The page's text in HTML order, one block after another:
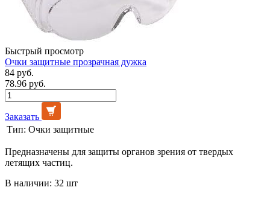
Быстрый просмотр
Очки защитные прозрачная дужка
84 руб.
78.96 руб.
Заказать
Тип: Очки защитные
Предназначены для защиты органов зрения от твердых
летящих частиц.
В наличии: 32 шт